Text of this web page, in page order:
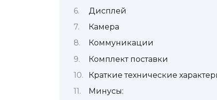
Дисплей
Камера
Коммуникации
Комплект поставки
Краткие технические
Минусы: